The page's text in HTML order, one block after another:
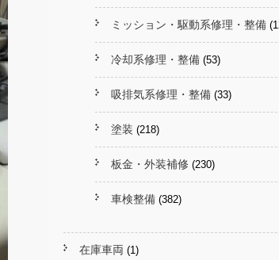
ミッション・駆動系修理・整備
冷却系修理・整備 (53)
吸排気系修理・整備 (33)
塗装 (218)
板金・外装補修 (230)
車検整備 (382)
在庫車両 (1)